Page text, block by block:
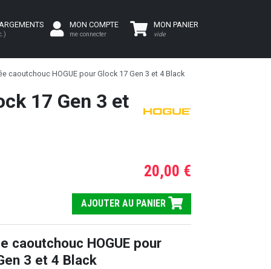
MON COMPTE
me connecter
MON PANIER
vide
caoutchouc HOGUE pour Glock 17 Gen 3 et 4 Black
17 Gen 3 et
20,00 €
AJOUTER AU PANIER
caoutchouc HOGUE pour
3 et 4 Black